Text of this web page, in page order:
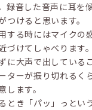
録音した音声に耳を
つけると思います。
する時にはマイクの
づけてしゃべります
に大声で出している
ターが振り切れるく
します。
とき「パッ」っとい